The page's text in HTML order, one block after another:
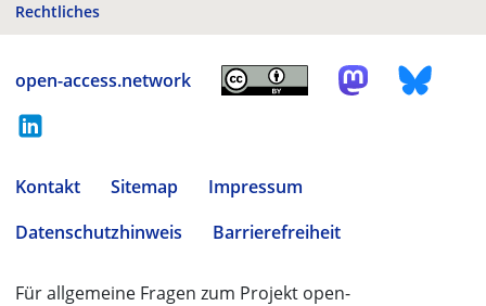
Rechtliches
open-access.network
Kontakt Sitemap
Impressum
Datenschutzhinweis
Barrierefreiheit
Für allgemeine Fragen zum Projekt open-